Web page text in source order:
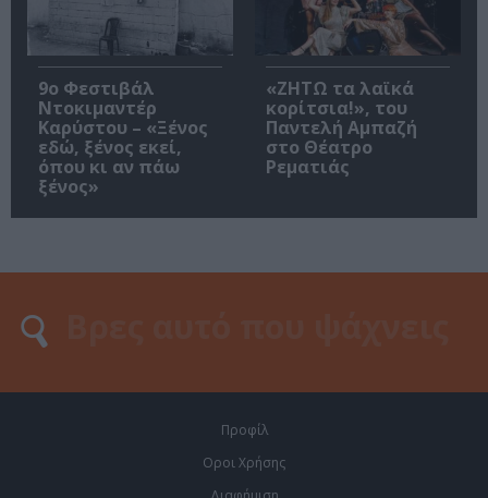
9ο Φεστιβάλ
Ντοκιμαντέρ
Καρύστου – «Ξένος
εδώ, ξένος εκεί,
όπου κι αν πάω
ξένος»
«ΖΗΤΩ τα λαϊκά
κορίτσια!», του
Παντελή Αμπαζή
στο Θέατρο
Ρεματιάς
Προφίλ
Οροι Χρήσης